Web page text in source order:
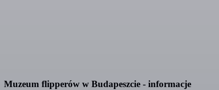
Muzeum flipperów w Budapeszcie - informacje